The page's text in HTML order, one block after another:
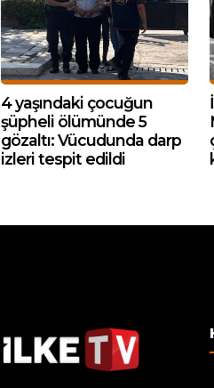
4 yaşındaki çocuğun
şüpheli ölümünde 5
gözaltı: Vücudunda darp
izleri tespit edildi